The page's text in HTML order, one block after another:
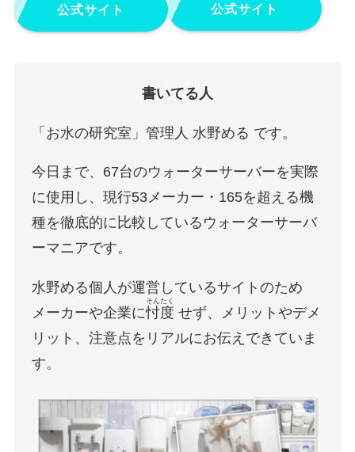
公式サイト 公式サイト
書いてる人
「お水の研究室」管理人 水野める です。
今日まで、67台のウォーターサーバーを実際
に使用し、現行53メーカー・165を超える機
種を徹底的に比較しているウォーターサーバ
ーマニアです。
水野める個人が運営しているサイトのため
メーカーや企業に忖度
そんたく
せず、メリットやデメ
リット、注意点をリアルにお伝えできていま
す。